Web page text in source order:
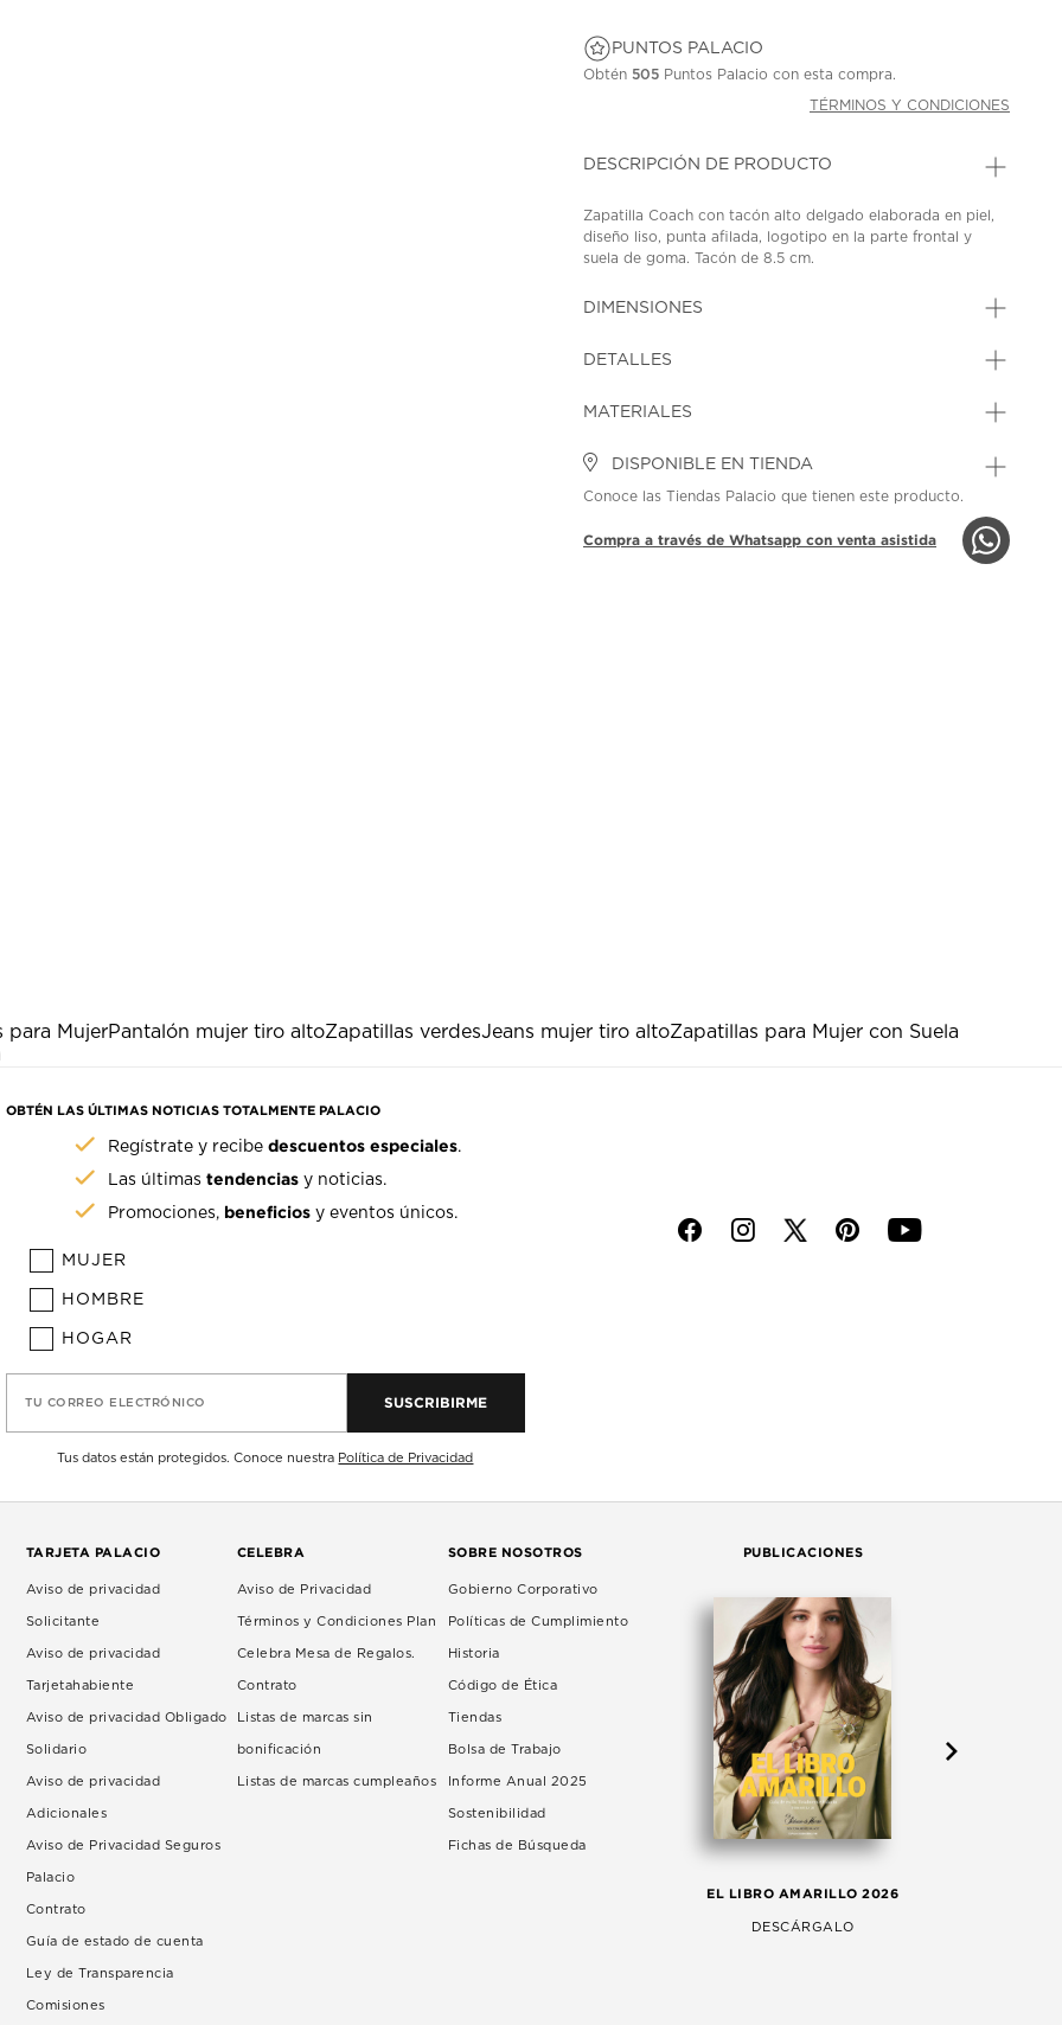
PUNTOS PALACIO
Obtén505 Puntos Palacio con esta compra.
TÉRMINOS Y CONDICIONES
DESCRIPCIÓN DE PRODUCTO
Zapatilla Coach con tacón alto delgado elaborada en piel,
diseño liso, punta afilada, logotipo en la parte frontal y
suela de goma. Tacón de 8.5 cm.
DIMENSIONES
DETALLES
MATERIALES
DISPONIBLE EN TIENDA
Conoce las Tiendas Palacio que tienen este producto.
Compra a través de Whatsapp con venta asistida
para MujerPantalón mujer tiro altoZapatillas verdesJeans mujer tiro altoZapatillas para Mujer con Suela
OBTÉN LAS ÚLTIMAS NOTICIAS TOTALMENTE PALACIO
Regístrate y recibedescuentos especiales.
Las últimastendencias y noticias.
Promociones, beneficios y eventos únicos.
MUJER
HOMBRE
HOGAR
TU CORREO ELECTRÓNICO SUSCRIBIRME
Tus datos están protegidos. Conoce nuestra Política de Privacidad
f i p y
TARJETA PALACIO
Aviso de privacidad
Solicitante
Aviso de privacidad
Tarjetahabiente
Aviso de privacidad Obligado
Solidario
Aviso de privacidad
Adicionales
Aviso de Privacidad Seguros
Palacio
Contrato
Guía de estado de cuenta
Ley de Transparencia
Comisiones
CELEBRA
Aviso de Privacidad
Términos y Condiciones Plan
Celebra Mesa de Regalos.
Contrato
Listas de marcas sin
bonificación
Listas de marcas cumpleaños
SOBRE NOSOTROS
Gobierno Corporativo
Políticas de Cumplimiento
Historia
Código de Ética
Tiendas
Bolsa de Trabajo
Informe Anual 2025
Sostenibilidad
Fichas de Búsqueda
PUBLICACIONES
EL LIBRO AMARILLO 2026
DESCÁRGALO